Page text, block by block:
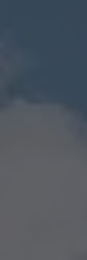
l’anno! Ti